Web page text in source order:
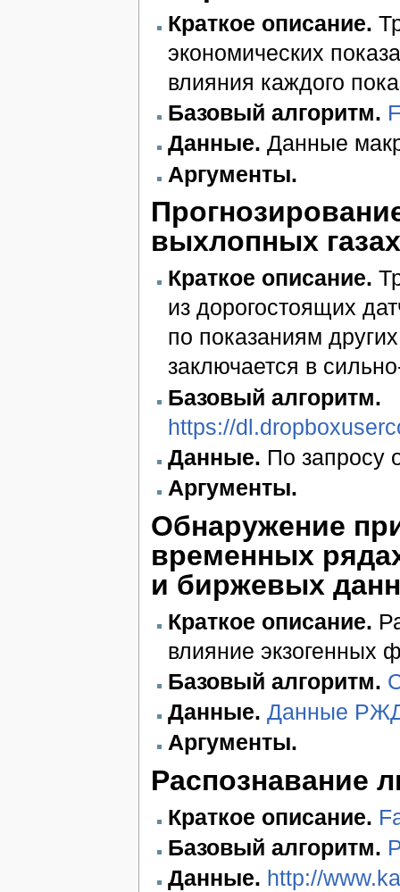
Краткое описание.
экономических
влияния каждого
Базовый алгоритм.
Данные. Данные
Аргументы.
выхлопных
Краткое описание.
из дорогостоящих
по показаниям
заключается в
Базовый алгоритм.
https://
Данные. По запросу
Аргументы.
Обнаружение
временных
и биржевых
Краткое описание.
влияние экзогенных
Базовый алгоритм.
Данные. Данные РЖД
Аргументы.
Распознавание
Краткое описание.
Базовый алгоритм.
Данные. http://